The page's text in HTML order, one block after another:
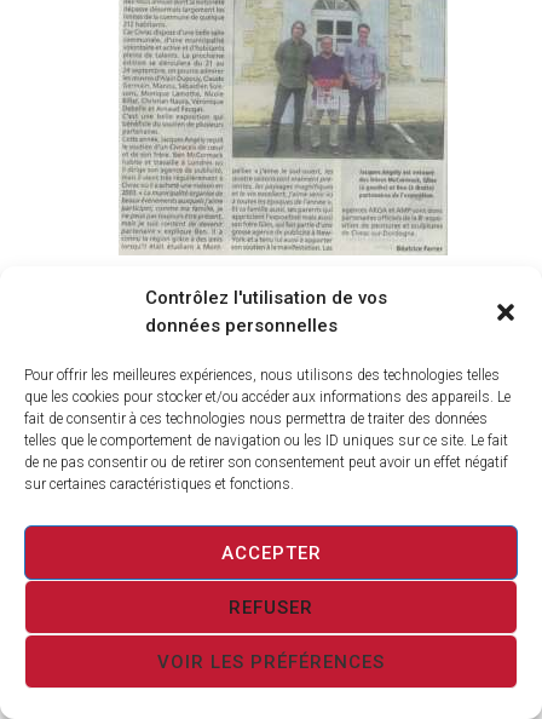
Contrôlez l'utilisation de vos
données personnelles
Pour offrir les meilleures expériences, nous utilisons des technologies telles
que les cookies pour stocker et/ou accéder aux informations des appareils. Le
fait de consentir à ces technologies nous permettra de traiter des données
telles que le comportement de navigation ou les ID uniques sur ce site. Le fait
de ne pas consentir ou de retirer son consentement peut avoir un effet négatif
sur certaines caractéristiques et fonctions.
ACCEPTER
REFUSER
VOIR LES PRÉFÉRENCES
ARTICLES DE PRESSE:
AMÉNAGEMENT DE BOURG À CIVRAC